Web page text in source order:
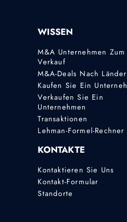
WISSEN
M&A Unternehmen Zum
Verkauf
M&A-Deals Nach
Kaufen Sie Ein
Verkaufen Sie Ein
Unternehmen
Transaktionen
Lehman-Formel-Rechner
KONTAKTE
Kontaktieren Sie Uns
Kontakt-Formular
Standorte